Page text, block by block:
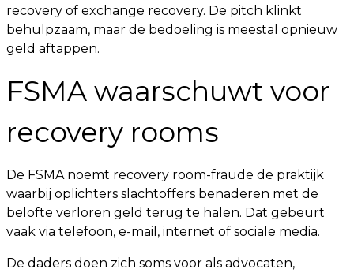
recovery of exchange recovery. De pitch klinkt
behulpzaam, maar de bedoeling is meestal opnieuw
geld aftappen.
FSMA waarschuwt voor
recovery rooms
De FSMA noemt recovery room-fraude de praktijk
waarbij oplichters slachtoffers benaderen met de
belofte verloren geld terug te halen. Dat gebeurt
vaak via telefoon, e-mail, internet of sociale media.
De daders doen zich soms voor als advocaten,